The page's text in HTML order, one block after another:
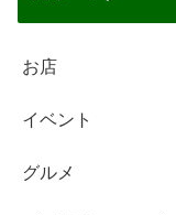
お店
イベント
グルメ